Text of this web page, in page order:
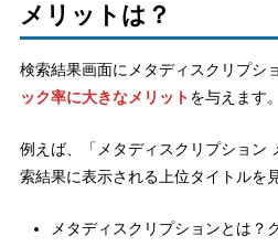
メリットは？
検索結果画面にメタディスクリプシ
ック率に大きなメリット を与えます。
例えば、「メタディスクリプション
索結果に表示される上位タイトルを
メタディスクリプションとは？